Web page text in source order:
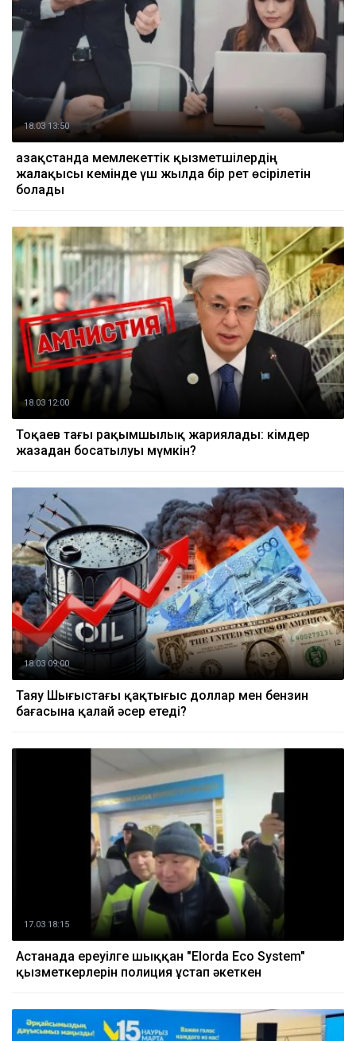
18.03 13:50
Қазақстанда мемлекеттік қызметшілердің
жалақысы кемінде үш жылда бір рет өсірілетін
болады
18.03 12:00
Тоқаев тағы рақымшылық жариялады: кімдер
жазадан босатылуы мүмкін?
18.03 09:00
Таяу Шығыстағы қақтығыс доллар мен бензин
бағасына қалай әсер етеді?
17.03 18:15
Астанада ереуілге шыққан "Elorda Eco System"
қызметкерлерін полиция ұстап әкеткен